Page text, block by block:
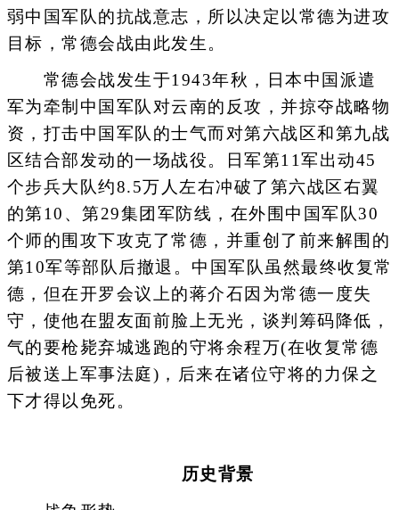
弱中国军队的抗战意志，所以决定以常德为进攻
目标，常德会战由此发生。
常德会战发生于1943年秋，日本中国派遣
军为牵制中国军队对云南的反攻，并掠夺战略物
资，打击中国军队的士气而对第六战区和第九战
区结合部发动的一场战役。日军第11军出动45
个步兵大队约8.5万人左右冲破了第六战区右翼
的第10、第29集团军防线，在外围中国军队30
个师的围攻下攻克了常德，并重创了前来解围的
第10军等部队后撤退。中国军队虽然最终收复常
德，但在开罗会议上的蒋介石因为常德一度失
守，使他在盟友面前脸上无光，谈判筹码降低，
气的要枪毙弃城逃跑的守将余程万(在收复常德
后被送上军事法庭)，后来在诸位守将的力保之
下才得以免死。
历史背景